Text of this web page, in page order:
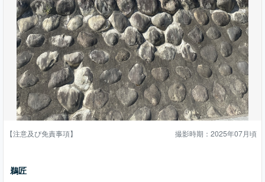
【注意及び免責事項】 撮影時期：2025年07月頃
鵜匠